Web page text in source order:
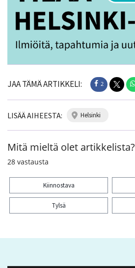
JAA TÄMÄ ARTIKKELI: 2
LISÄÄ AIHEESTA: helsinki
Mitä mieltä olet artikkelista?
28 vastausta
Kiinnostava
Tylsä